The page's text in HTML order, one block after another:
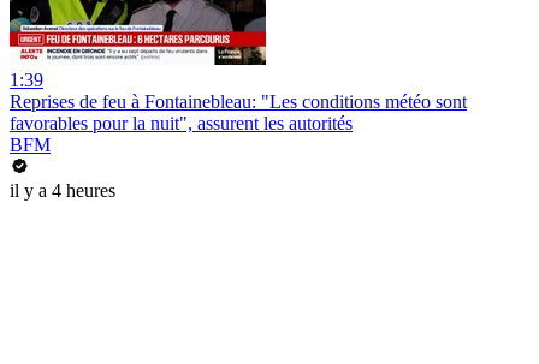
1:39
Reprises de feu à Fontainebleau: "Les conditions météo sont
favorables pour la nuit", assurent les autorités
BFM
il y a 4 heures